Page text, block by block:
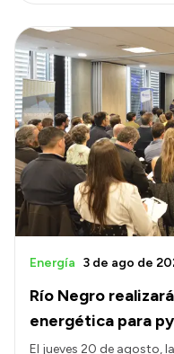
Río Negro
energética para
Energía 3 de ago de
El jueves 20 de agosto,